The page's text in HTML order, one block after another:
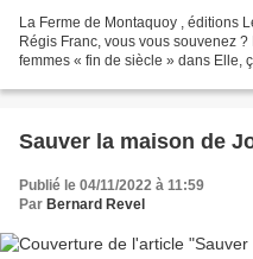
La Ferme de Montaquoy , éditions
Régis Franc, vous vous souvenez
femmes « fin de siècle » dans Elle,
Sauver la maison de
Publié le 04/11/2022 à 11:59
Par Bernard Revel